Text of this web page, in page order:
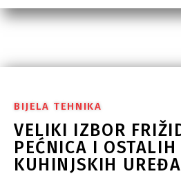
BIJELA TEHNIKA
VELIKI IZBOR
PEĆNICA I OSTALIH
KUHINJSKIH